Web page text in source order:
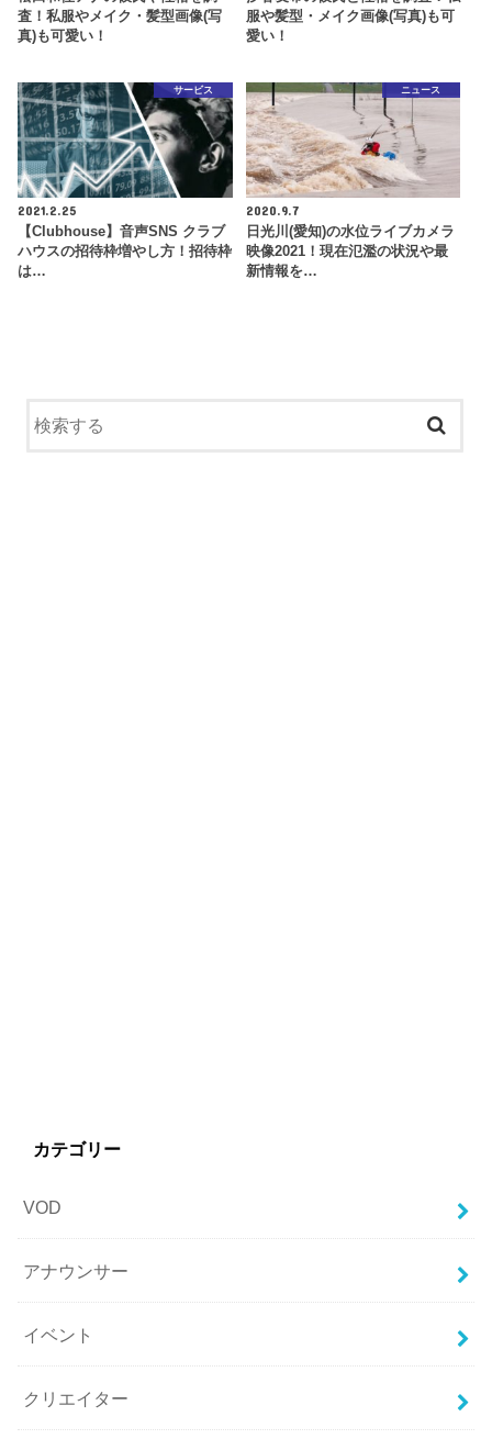
査！私服やメイク・髪型画像(写
真)も可愛い！
服や髪型・メイク画像(写真)も可
愛い！
サービス
2021.2.25
【Clubhouse】音声SNS クラブ
ハウスの招待枠増やし方！招待枠
は…
ニュース
2020.9.7
日光川(愛知)の水位ライブカメラ
映像2021！現在氾濫の状況や最
新情報を…
カテゴリー
VOD
アナウンサー
イベント
クリエイター